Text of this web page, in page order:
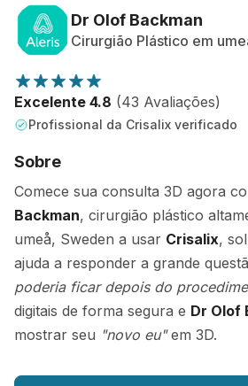
Avaliações dos pacientes
Dr Olof Backman
Cirurgião Plástico em
Excelente 4.8 (43 Avaliações)
Profissional da Crisalix verificado
Sobre
Comece sua consulta 3D agora
Backman, cirurgião plástico
umeå, Sweden a usar Crisalix,
ajuda a responder a grande
poderia ficar depois do
digitais de forma segura e Dr Olof
mostrar seu "novo eu"em 3D.